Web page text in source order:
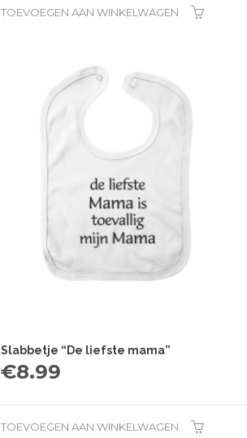
TOEVOEGEN AAN WINKELWAGEN
Slabbetje “De liefste mama”
€8.99
TOEVOEGEN AAN WINKELWAGEN